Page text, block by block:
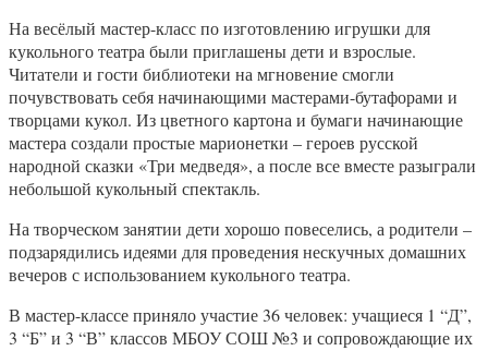
На весёлый мастер-класс по изготовлению игрушки для
кукольного театра были приглашены дети и взрослые.
Читатели и гости библиотеки на мгновение смогли
почувствовать себя начинающими мастерами-бутафорами и
творцами кукол. Из цветного картона и бумаги начинающие
мастера создали простые марионетки – героев русской
народной сказки «Три медведя», а после все вместе разыграли
небольшой кукольный спектакль.
На творческом занятии дети хорошо повеселись, а родители –
подзарядились идеями для проведения нескучных домашних
вечеров с использованием кукольного театра.
В мастер-классе приняло участие 36 человек: учащиеся 1 “Д”,
3 “Б” и 3 “В” классов МБОУ СОШ №3 и сопровождающие их